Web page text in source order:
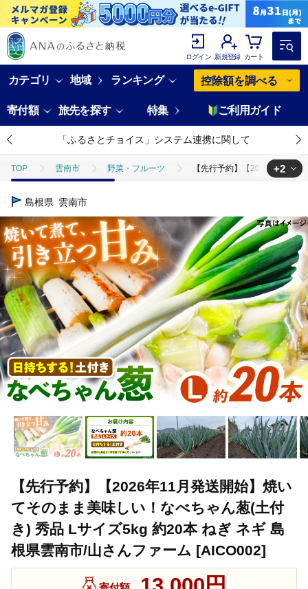
ログイン 新規登録 カート
カテゴリ 地域 ランキング 控除額を調べる
寄付額 旅先を探す 特集 ご利用ガイド
「ふるさとチョイス」システム連携に関して
TOP 雲南市 野菜・フルーツ 【先行予約】【2026年11月
TOP
TOP 野菜 ねぎ・玉ねぎ 【先行予約】【2026年11月発送
+2
島根県 雲南市
【先行予約】【2026年11月発送開始】焼い
てそのまま美味しい！なべちゃん葱(土付
き) 秀品 Lサイズ5kg 約20本 ねぎ ネギ 島
根県雲南市/山さんファーム [AICO002]